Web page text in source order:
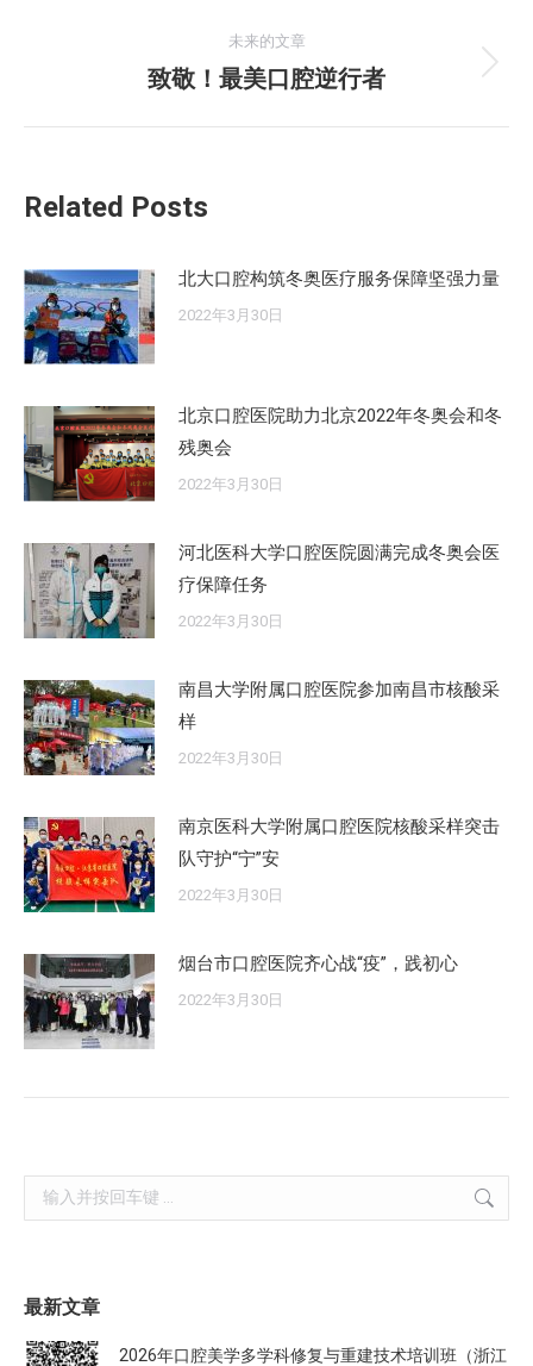
的
文
未来的文章
未
致敬！最美口腔逆行者
Related Posts
北大口腔构筑冬奥医疗服务保障坚强力量
2022年3月30日
北京口腔医院助力北京2022年冬奥会和冬
残奥会
2022年3月30日
河北医科大学口腔医院圆满完成冬奥会医
疗保障任务
2022年3月30日
南昌大学附属口腔医院参加南昌市核酸采
样
2022年3月30日
南京医科大学附属口腔医院核酸采样突击
队守护“宁”安
2022年3月30日
烟台市口腔医院齐心战“疫”，践初心
2022年3月30日
Search:
最新文章
2026年口腔美学多学科修复与重建技术培训班（浙江